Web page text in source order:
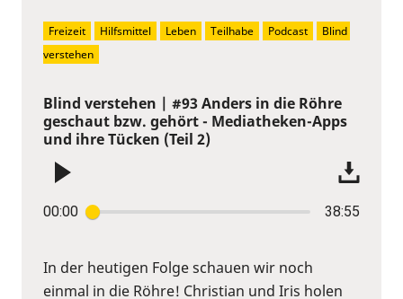
Blind verstehen | #93 Anders in die Röhre
geschaut bzw. gehört - Mediatheken-Apps
und ihre Tücken (Teil 2)
00:00 38:55
In der heutigen Folge schauen wir noch
einmal in die Röhre! Christian und Iris holen
Freizeit Hilfsmittel Leben Teilhabe Podcast
Blind
verstehen